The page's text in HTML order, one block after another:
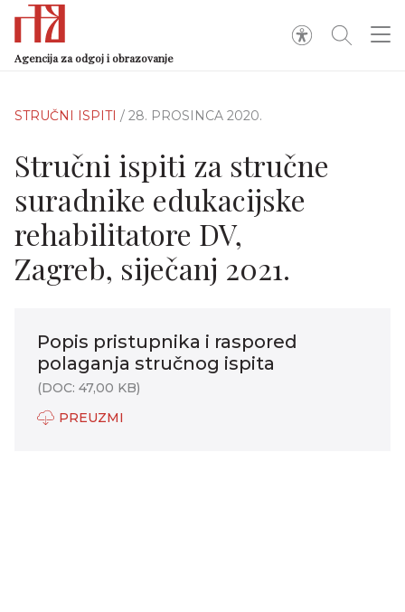
Agencija za odgoj i obrazovanje
STRUČNI ISPITI / 28. PROSINCA 2020.
Stručni ispiti za stručne
suradnike edukacijske
rehabilitatore DV,
Zagreb, siječanj 2021.
Popis pristupnika i raspored
polaganja stručnog ispita
(DOC: 47,00 KB)
PREUZMI